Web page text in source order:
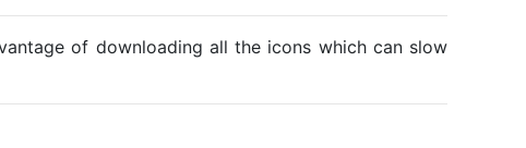
of downloading all the icons which can slow